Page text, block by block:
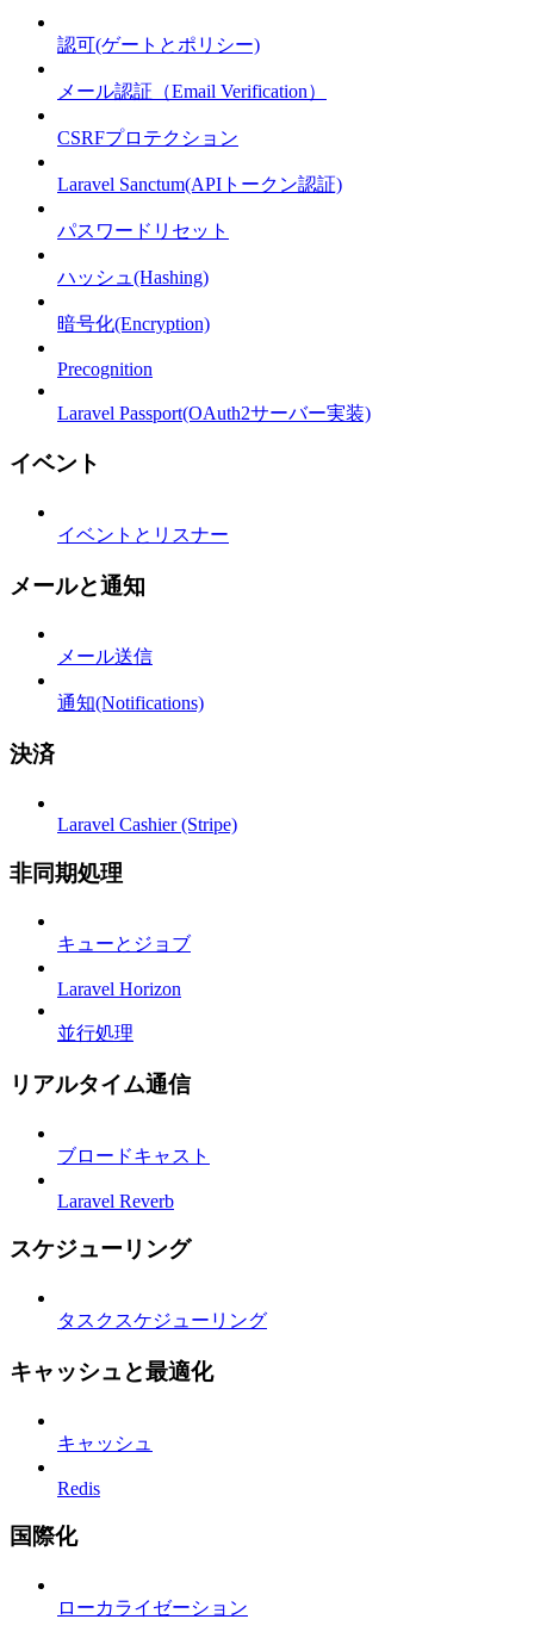
認可(ゲートとポリシー)
メール認証（Email Verification）
CSRFプロテクション
Laravel Sanctum(APIトークン認証)
パスワードリセット
ハッシュ(Hashing)
暗号化(Encryption)
Precognition
Laravel Passport(OAuth2サーバー実装)
イベント
イベントとリスナー
メールと通知
メール送信
通知(Notifications)
決済
Laravel Cashier (Stripe)
非同期処理
キューとジョブ
Laravel Horizon
並行処理
リアルタイム通信
ブロードキャスト
Laravel Reverb
スケジューリング
タスクスケジューリング
キャッシュと最適化
キャッシュ
Redis
国際化
ローカライゼーション